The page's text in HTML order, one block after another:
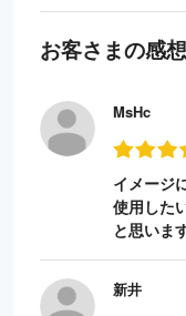
お客さまの感想
MsHc
イメージ
使用した
と思いま
新井